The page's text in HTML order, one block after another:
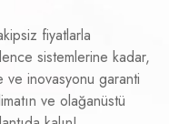
fiyatlarla
sistemlerine kadar,
ve inovasyonu garanti
ve olağanüstü